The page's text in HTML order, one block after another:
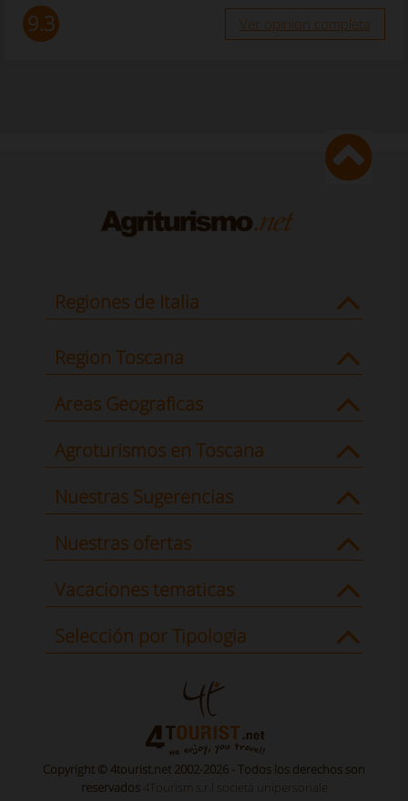
9.3 Ver opinion completa
Regiones de Italia
Region Toscana
Areas Geograficas
Agroturismos en Toscana
Nuestras Sugerencias
Nuestras ofertas
Vacaciones tematicas
Selección por Tipologia
Copyright © 4tourist.net 2002-2026 - Todos los derechos son
reservados 4Tourism s.r.l società unipersonale